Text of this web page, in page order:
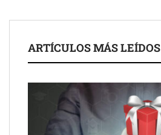
ayuntamientos
ARTÍCULOS MÁS LEÍDOS